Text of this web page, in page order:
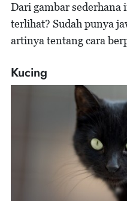
Dari gambar
terlihat? Sudah punya
artinya tentang cara
Kucing